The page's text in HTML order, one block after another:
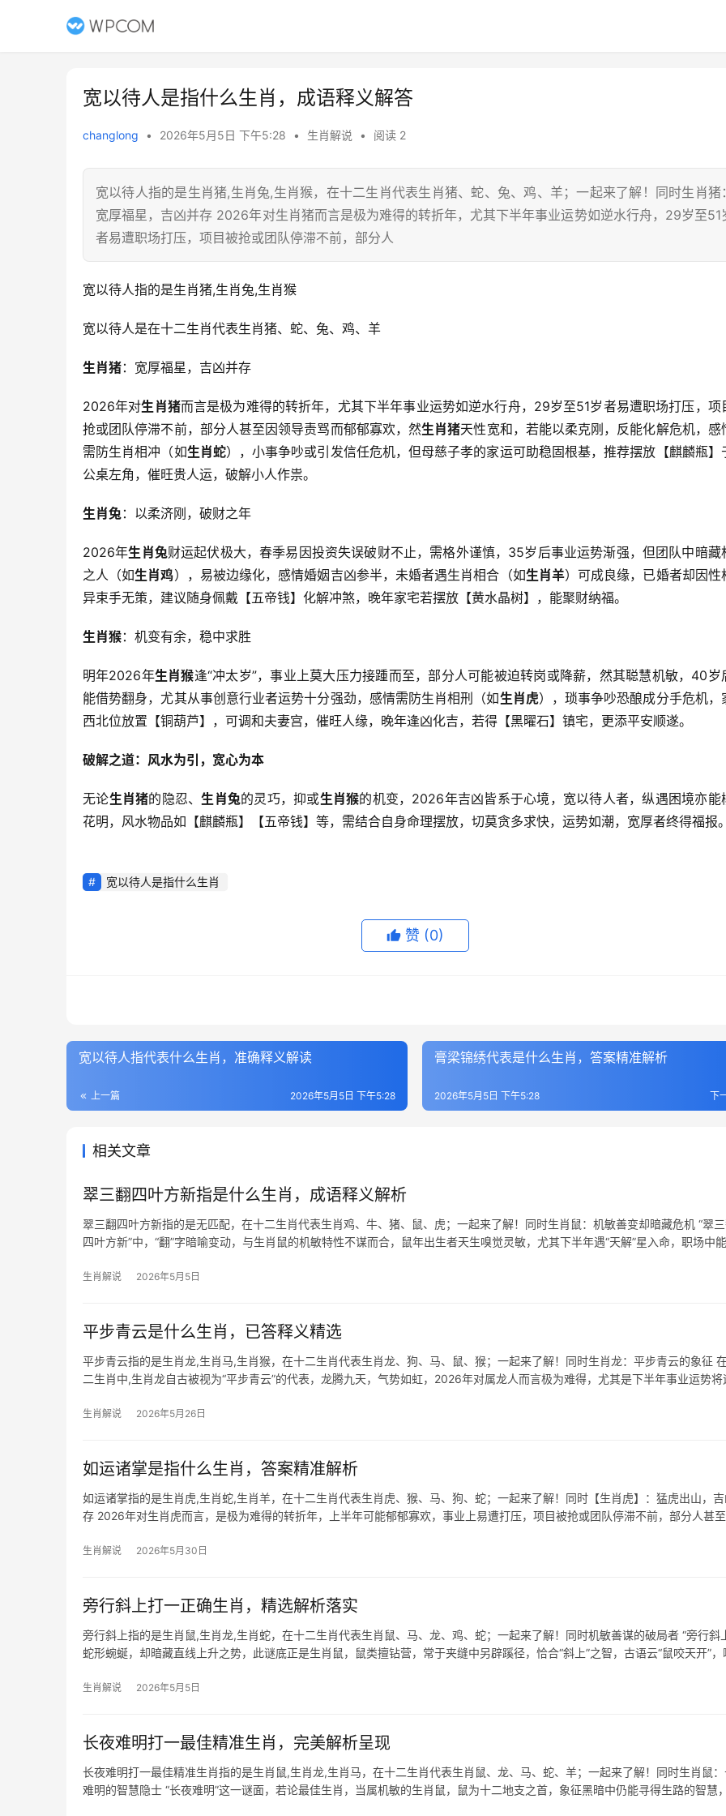
宽以待人是指什么生肖，成语释义解答
changlong • 2026年5月5日 下午5:28 • 生肖解说 • 阅读 2
宽以待人指的是生肖猪,生肖兔,生肖猴，在十二生肖代表生肖猪、蛇、兔、鸡、羊；一起来了解！同时生肖猪
宽厚福星，吉凶并存 2026年对生肖猪而言是极为难得的转折年，尤其下半年事业运势如逆水行舟，29岁至51
者易遭职场打压，项目被抢或团队停滞不前，部分人
宽以待人指的是生肖猪,生肖兔,生肖猴
宽以待人是在十二生肖代表生肖猪、蛇、兔、鸡、羊
生肖猪：宽厚福星，吉凶并存
2026年对生肖猪而言是极为难得的转折年，尤其下半年事业运势如逆水行舟，29岁至51岁者易遭职场打压，项
抢或团队停滞不前，部分人甚至因领导责骂而郁郁寡欢，然生肖猪天性宽和，若能以柔克刚，反能化解危机，感
需防生肖相冲（如生肖蛇），小事争吵或引发信任危机，但母慈子孝的家运可助稳固根基，推荐摆放【麒麟瓶】
公桌左角，催旺贵人运，破解小人作祟。
生肖兔：以柔济刚，破财之年
2026年生肖兔财运起伏极大，春季易因投资失误破财不止，需格外谨慎，35岁后事业运势渐强，但团队中暗藏
之人（如生肖鸡），易被边缘化，感情婚姻吉凶参半，未婚者遇生肖相合（如生肖羊）可成良缘，已婚者却因性
异束手无策，建议随身佩戴【五帝钱】化解冲煞，晚年家宅若摆放【黄水晶树】，能聚财纳福。
生肖猴：机变有余，稳中求胜
明年2026年生肖猴逢“冲太岁”，事业上莫大压力接踵而至，部分人可能被迫转岗或降薪，然其聪慧机敏，40岁
能借势翻身，尤其从事创意行业者运势十分强劲，感情需防生肖相刑（如生肖虎），琐事争吵恐酿成分手危机，
西北位放置【铜葫芦】，可调和夫妻宫，催旺人缘，晚年逢凶化吉，若得【黑曜石】镇宅，更添平安顺遂。
破解之道：风水为引，宽心为本
无论生肖猪的隐忍、生肖兔的灵巧，抑或生肖猴的机变，2026年吉凶皆系于心境，宽以待人者，纵遇困境亦能
花明，风水物品如【麒麟瓶】【五帝钱】等，需结合自身命理摆放，切莫贪多求快，运势如潮，宽厚者终得福报
宽以待人是指什么生肖
赞 (0)
宽以待人指代表什么生肖，准确释义解读
上一篇 2026年5月5日 下午5:28
膏梁锦绣代表是什么生肖，答案精准解析
下
2026年5月5日 下午5:28
相关文章
翠三翻四叶方新指是什么生肖，成语释义解析
翠三翻四叶方新指的是无匹配，在十二生肖代表生肖鸡、牛、猪、鼠、虎；一起来了解！同时生肖鼠：机敏善变却暗藏危机 “翠
四叶方新”中，“翻”字暗喻变动，与生肖鼠的机敏特性不谋而合，鼠年出生者天生嗅觉灵敏，尤其下半年遇“天解”星入命，职场中
生肖解说 2026年5月5日
平步青云是什么生肖，已答释义精选
平步青云指的是生肖龙,生肖马,生肖猴，在十二生肖代表生肖龙、狗、马、鼠、猴；一起来了解！同时生肖龙：平步青云的象征
二生肖中,生肖龙自古被视为“平步青云”的代表，龙腾九天，气势如虹，2026年对属龙人而言极为难得，尤其是下半年事业运势将
生肖解说 2026年5月26日
如运诸掌是指什么生肖，答案精准解析
如运诸掌指的是生肖虎,生肖蛇,生肖羊，在十二生肖代表生肖虎、猴、马、狗、蛇；一起来了解！同时【生肖虎】：猛虎出山，
存 2026年对生肖虎而言，是极为难得的转折年，上半年可能郁郁寡欢，事业上易遭打压，项目被抢或团队停滞不前，部分人甚
生肖解说 2026年5月30日
旁行斜上打一正确生肖，精选解析落实
旁行斜上指的是生肖鼠,生肖龙,生肖蛇，在十二生肖代表生肖鼠、马、龙、鸡、蛇；一起来了解！同时机敏善谋的破局者 “旁行斜
蛇形蜿蜒，却暗藏直线上升之势，此谜底正是生肖鼠，鼠类擅钻营，常于夹缝中另辟蹊径，恰合“斜上”之智，古语云“鼠咬天开”，
生肖解说 2026年5月5日
长夜难明打一最佳精准生肖，完美解析呈现
长夜难明打一最佳精准生肖指的是生肖鼠,生肖龙,生肖马，在十二生肖代表生肖鼠、龙、马、蛇、羊；一起来了解！同时生肖鼠
难明的智慧隐士 “长夜难明”这一谜面，若论最佳生肖，当属机敏的生肖鼠，鼠为十二地支之首，象征黑暗中仍能寻得生路的智慧